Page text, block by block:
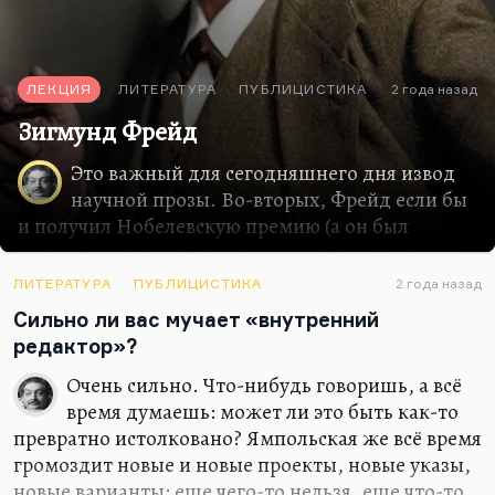
ЛЕКЦИЯ ЛИТЕРАТУРА ПУБЛИЦИСТИКА 2 года назад
Зигмунд Фрейд
Это важный для сегодняшнего дня извод
научной прозы. Во-вторых, Фрейд если бы
и получил Нобелевскую премию (а он был
вечный номинант, его, по-моему, тридцать раз
номинировали), но он был получил ее, скорее,
как Бергсон, то есть как писатель.
Есть такой хитрый ход, когда Нобелевскую
премию нельзя дать по основной дисциплине.
Кому-то, допустим, идеи Фрейда казались
недостаточно доказанными, слишком
экзотическими, мало ли… И тогда есть
возможность наградить его как писателя,
ЛИТЕРАТУРА ПУБЛИЦИСТИКА 2 года назад
Сильно ли вас мучает «внутренний
редактор»?
Очень сильно. Что-нибудь говоришь, а всё
время думаешь: может ли это быть как-то
превратно истолковано? Ямпольская же всё время
громоздит новые и новые проекты, новые указы,